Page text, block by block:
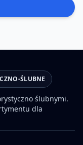
ŚLUBNE
ślubnymi.
dla